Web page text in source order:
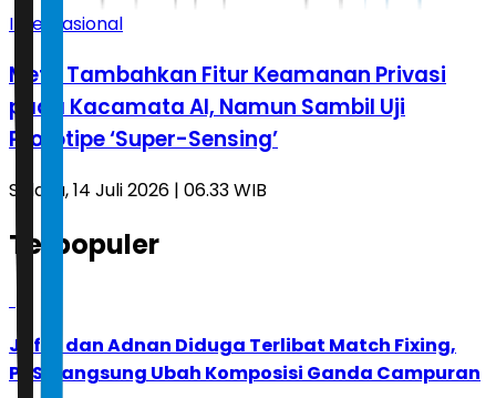
Internasional
Meta Tambahkan Fitur Keamanan Privasi
pada Kacamata AI, Namun Sambil Uji
Prototipe ‘Super-Sensing’
Selasa, 14 Juli 2026 | 06.33 WIB
Terpopuler
Jafar dan Adnan Diduga Terlibat Match Fixing,
PBSI Langsung Ubah Komposisi Ganda Campuran